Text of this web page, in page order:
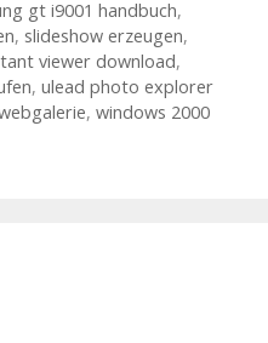
gt i9001 handbuch,
, slideshow erzeugen,
viewer download,
, ulead photo explorer
, windows 2000